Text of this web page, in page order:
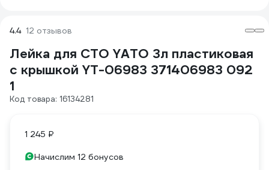
4.4 12 отзывов
Лейка для СТО YATO 3л пластиковая
с крышкой YT-06983 371406983 092
1
Код товара: 16134281
1 245 ₽
Начислим 12 бонусов